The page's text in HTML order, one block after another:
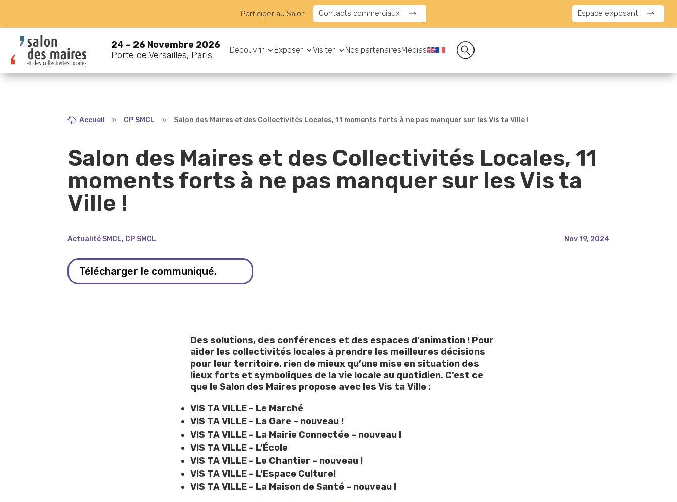
Participer au Salon Contacts commerciaux Espace exposant
24 – 26 Novembre 2026
Porte de Versailles, Paris
Découvrir Exposer Visiter Nos partenairesMédias
 Accueil 9 CP SMCL 9 Salon des Maires et des Collectivités Locales, 11 moments forts à ne pas manquer sur les Vis ta Ville !
Salon des Maires et des Collectivités Locales, 11
moments forts à ne pas manquer sur les Vis ta
Ville !
Actualité SMCL, CP SMCL Nov 19, 2024
Télécharger le communiqué.
Des solutions, des conférences et des espaces d’animation ! Pour
aider les collectivités locales à prendre les meilleures décisions
pour leur territoire, rien de mieux qu’une mise en situation des
lieux forts et symboliques de la vie locale au quotidien. C’est ce
que le Salon des Maires propose avec les Vis ta Ville :
VIS TA VILLE – Le Marché
VIS TA VILLE – La Gare – nouveau !
VIS TA VILLE – La Mairie Connectée – nouveau !
VIS TA VILLE – L’École
VIS TA VILLE – Le Chantier – nouveau !
VIS TA VILLE – L’Espace Culturel
VIS TA VILLE – La Maison de Santé – nouveau !